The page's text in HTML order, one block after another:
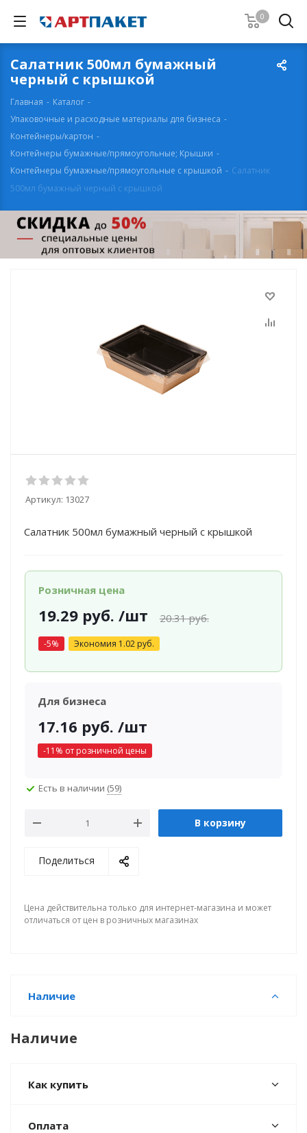
0
Салатник 500мл бумажный
черный с крышкой
Главная - Каталог -
Упаковочные и расходные материалы для бизнеса -
Контейнеры/картон -
Контейнеры бумажные/прямоугольные; Крышки -
Контейнеры бумажные/прямоугольные с крышкой - Салатник
500мл бумажный черный с крышкой
Артикул: 13027
Салатник 500мл бумажный черный с крышкой
Розничная цена
19.29руб. /шт 20.31руб.
-5% Экономия 1.02руб.
Для бизнеса
17.16 руб. /шт
-11 % от розничной цены
Есть в наличии (59)
В корзину
Поделиться
Цена действительна только для интернет-магазина и может
отличаться от цен в розничных магазинах
Наличие
Наличие
Как купить
Оплата